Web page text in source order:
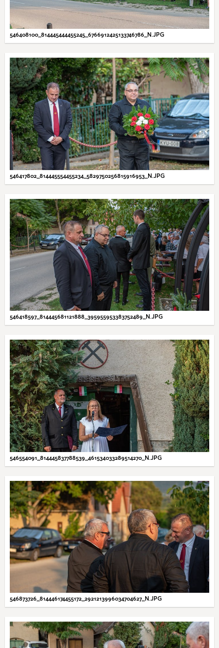
546408100_814445444455245_6766912425133746786_N.JPG
546417802_814445554455234_5829750256815916953_N.JPG
546418597_814445681121888_395955953383752489_N.JPG
546554091_814445837788539_461534033289514270_N.JPG
546873726_814446174455172_2921213996034704627_N.JPG